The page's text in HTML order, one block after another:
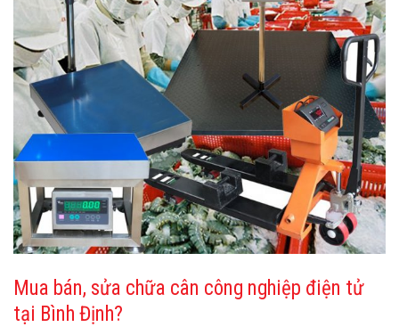
Mua bán, sửa chữa cân công nghiệp điện tử
tại Bình Định?